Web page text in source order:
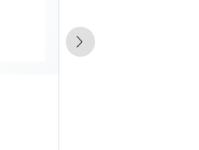
Nächste Produkte